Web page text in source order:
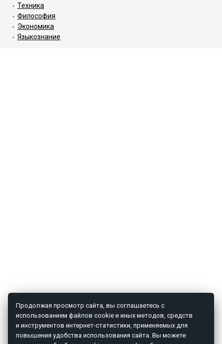
Техника
Философия
Экономика
Языкознание
Продолжая просмотр сайта, вы соглашаетесь с
использованием файлов cookie и иных методов, средств
и инструментов интернет-статистики, применяемых для
повышения удобства использования сайта. Вы можете